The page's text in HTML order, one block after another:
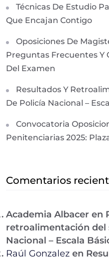
Técnicas De Estudio
Que Encajan Contigo
Oposiciones De
Preguntas Frecuentes Y
Del Examen
Resultados Y
De Policía Nacional –
Convocatoria
Penitenciarias 2025:
Comentarios
Academia Albacer en
retroalimentación del
Nacional – Escala
Raúl Gonzalez en